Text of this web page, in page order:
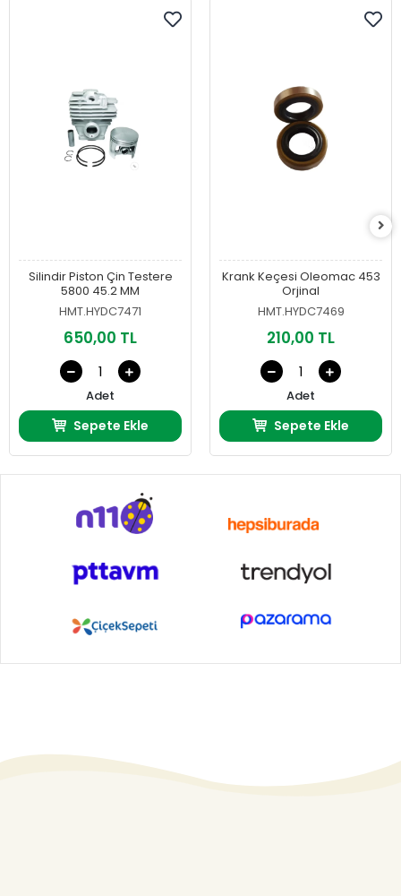
Silindir Piston Çin Testere
5800 45.2 MM
HMT.HYDC7471
650,00 TL
Adet
Sepete Ekle
Krank Keçesi Oleomac 453
Orjinal
HMT.HYDC7469
210,00 TL
Adet
Sepete Ekle